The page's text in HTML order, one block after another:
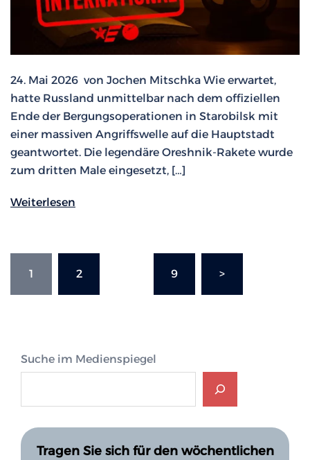
24. Mai 2026 von Jochen Mitschka Wie erwartet,
hatte Russland unmittelbar nach dem offiziellen
Ende der Bergungsoperationen in Starobilsk mit
einer massiven Angriffswelle auf die Hauptstadt
geantwortet. Die legendäre Oreshnik-Rakete wurde
zum dritten Male eingesetzt, […]
Weiterlesen
der
Beiträge
1 2 9 >
Suche im Medienspiegel
Tragen Sie sich für den wöchentlichen